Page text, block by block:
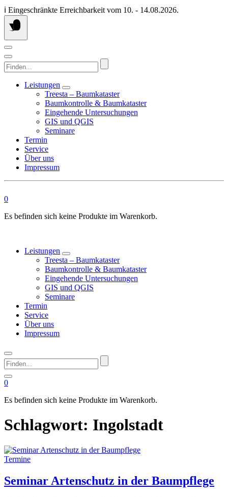
Springen
Sie
zum
ℹ️ Eingeschränkte Erreichbarkeit vom 10. - 14.08.2026.
Finden...
Leistungen
Treesta – Baumkataster
Baumkontrolle & Baumkataster
Eingehende Untersuchungen
GIS und QGIS
Seminare
Termin
Service
Über uns
Impressum
0
Es befinden sich keine Produkte im Warenkorb.
Leistungen
Treesta – Baumkataster
Baumkontrolle & Baumkataster
Eingehende Untersuchungen
GIS und QGIS
Seminare
Termin
Service
Über uns
Impressum
Finden...
0
Es befinden sich keine Produkte im Warenkorb.
Schlagwort: Ingolstadt
Termine
Seminar Artenschutz in der Baumpflege